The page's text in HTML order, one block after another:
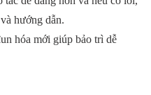
hướng dẫn.
hóa mới giúp bảo trì dễ